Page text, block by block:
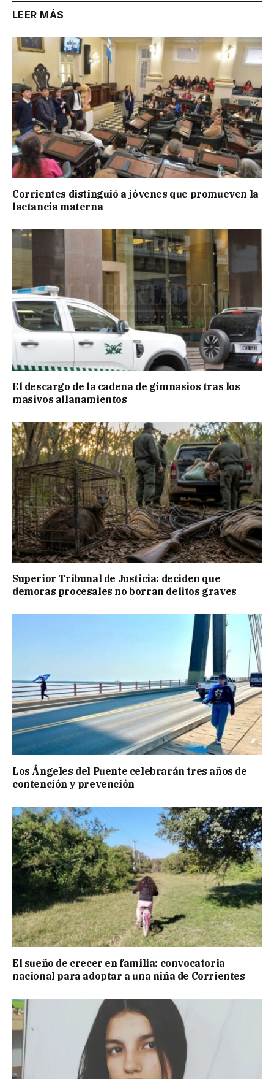
LEER MÁS
Corrientes distinguió a jóvenes que promueven la
lactancia materna
El descargo de la cadena de gimnasios tras los
masivos allanamientos
Superior Tribunal de Justicia: deciden que
demoras procesales no borran delitos graves
Los Ángeles del Puente celebrarán tres años de
contención y prevención
El sueño de crecer en familia: convocatoria
nacional para adoptar a una niña de Corrientes